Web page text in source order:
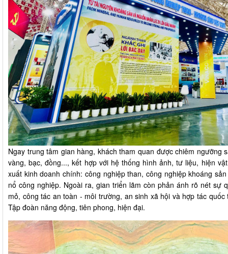
Ngay trung tâm gian hàng, khách tham quan được chiêm ngưỡng
vàng, bạc, đồng..., kết hợp với hệ thống hình ảnh, tư liệu, hiện
xuất kinh doanh chính: công nghiệp than, công nghiệp khoáng
nổ công nghiệp. Ngoài ra, gian triển lãm còn phản ánh rõ nét sự
mỏ, công tác an toàn - môi trường, an sinh xã hội và hợp tác
Tập đoàn năng động, tiên phong, hiện đại.